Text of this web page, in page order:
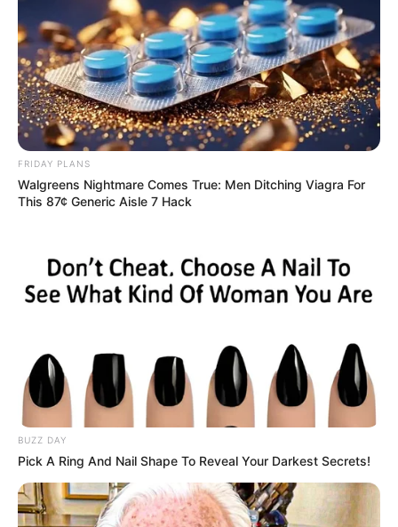
FRIDAY PLANS
Walgreens Nightmare Comes True: Men Ditching Viagra For
This 87¢ Generic Aisle 7 Hack
BUZZ DAY
Pick A Ring And Nail Shape To Reveal Your Darkest Secrets!